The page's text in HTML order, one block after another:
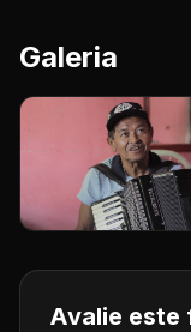
Galeria
Avalie este